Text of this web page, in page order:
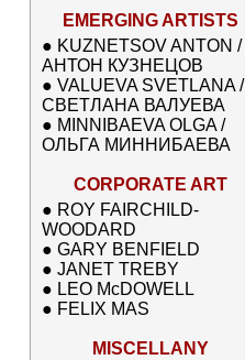
EMERGING ARTISTS
● KUZNETSOV ANTON /
АНТОН КУЗНЕЦОВ
● VALUEVA SVETLANA /
СВЕТЛАНА ВАЛУЕВА
● MINNIBAEVA OLGA /
ОЛЬГА МИННИБАЕВА
CORPORATE ART
● ROY FAIRCHILD-
WOODARD
● GARY BENFIELD
● JANET TREBY
● LEO McDOWELL
● FELIX MAS
MISCELLANY